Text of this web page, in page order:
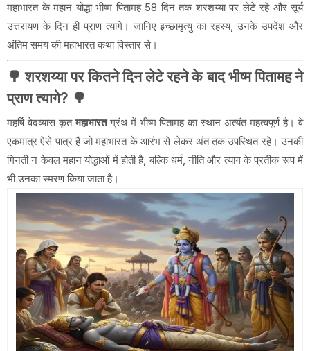
महाभारत के महान योद्धा भीष्म पितामह 58 दिन तक शरशय्या पर लेटे रहे और सूर्य
उत्तरायण के दिन ही प्राण त्यागे। जानिए इच्छामृत्यु का रहस्य, उनके उपदेश और
अंतिम समय की महाभारत कथा विस्तार से।
🌳 शरशय्या पर कितने दिन लेटे रहने के बाद भीष्म पितामह ने
प्राण त्यागे? 🌳
महर्षि वेदव्यास कृतमहाभारतग्रंथ में भीष्म पितामह का स्थान अत्यंत महत्वपूर्ण है। वे
एकमात्र ऐसे पात्र हैं जो महाभारत के आरंभ से लेकर अंत तक उपस्थित रहे। उनकी
गिनती न केवल महान योद्धाओं में होती है, बल्कि धर्म, नीति और त्याग के प्रतीक रूप में
भी उनका स्मरण किया जाता है।